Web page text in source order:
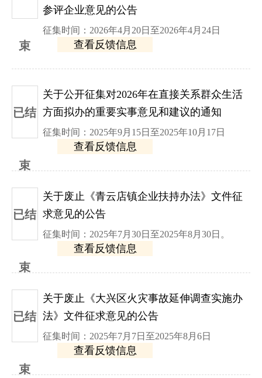
束
参评企业意见的公告
征集时间：2026年4月20日至2026年4月24日
查看反馈信息
已结
束
关于公开征集对2026年在直接关系群众生活
方面拟办的重要实事意见和建议的通知
征集时间：2025年9月15日至2025年10月17日
查看反馈信息
已结
束
关于废止《青云店镇企业扶持办法》文件征
求意见的公告
征集时间：2025年7月30日至2025年8月30日。
查看反馈信息
已结
束
关于废止《大兴区火灾事故延伸调查实施办
法》文件征求意见的公告
征集时间：2025年7月7日至2025年8月6日
查看反馈信息